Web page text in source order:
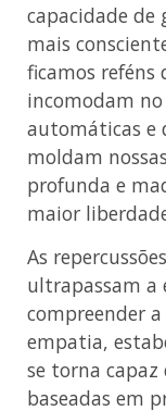
capacidade de
mais
ficamos reféns
incomodam no
automáticas e
moldam
profunda e
maior
As
ultrapassam a
compreender
empatia,
se torna capaz
baseadas em